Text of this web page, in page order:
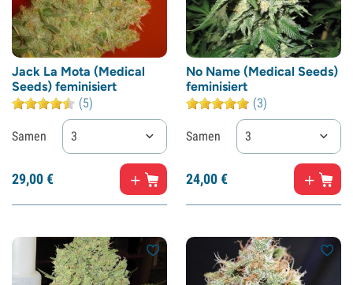
Jack La Mota (Medical
Seeds) feminisiert
(5)
Samen 3
29,00€
No Name (Medical Seeds)
feminisiert
(3)
Samen 3
24,00€